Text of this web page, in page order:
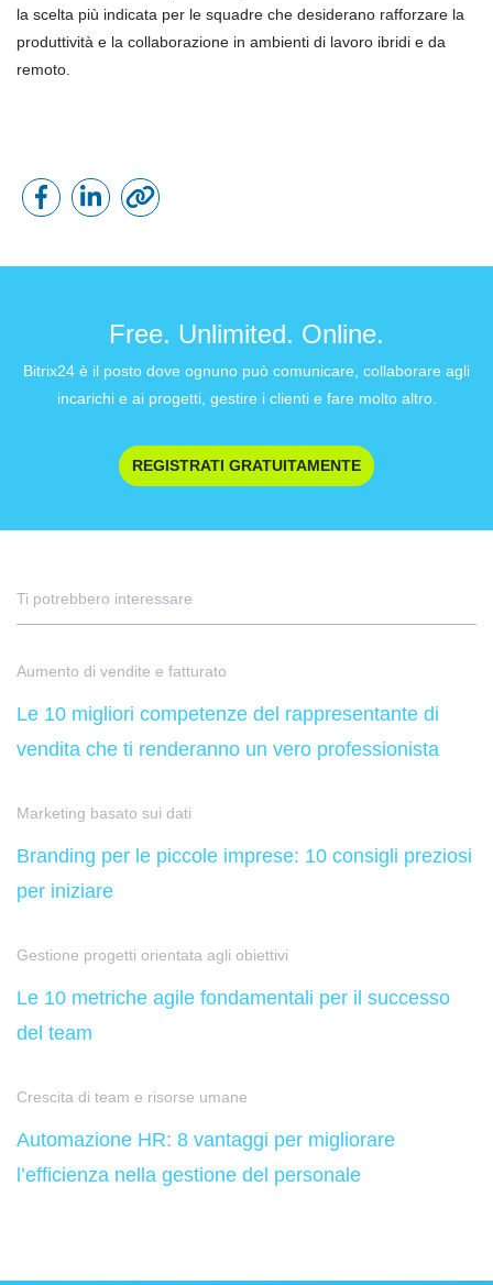
la scelta più indicata per le squadre che desiderano rafforzare la
produttività e la collaborazione in ambienti di lavoro ibridi e da
remoto.
Free. Unlimited. Online.
Bitrix24 è il posto dove ognuno può comunicare, collaborare agli
incarichi e ai progetti, gestire i clienti e fare molto altro.
REGISTRATI GRATUITAMENTE
Ti potrebbero interessare
Aumento di vendite e fatturato
Le 10 migliori competenze del rappresentante di
vendita che ti renderanno un vero professionista
Marketing basato sui dati
Branding per le piccole imprese: 10 consigli preziosi
per iniziare
Gestione progetti orientata agli obiettivi
Le 10 metriche agile fondamentali per il successo
del team
Crescita di team e risorse umane
Automazione HR: 8 vantaggi per migliorare
l’efficienza nella gestione del personale